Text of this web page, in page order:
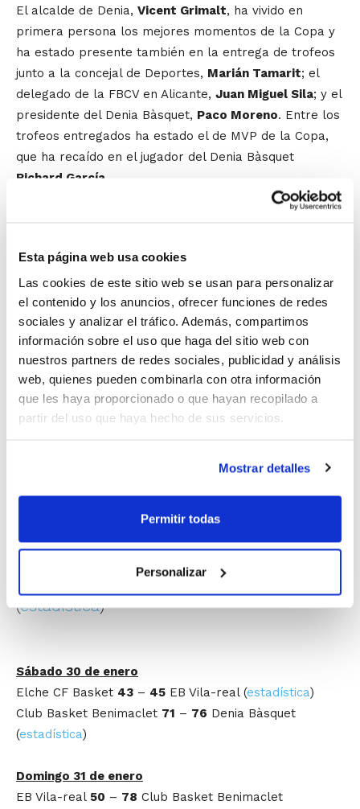
Esta página web usa cookies
Las cookies de este sitio web se usan para personalizar
el contenido y los anuncios, ofrecer funciones de redes
sociales y analizar el tráfico. Además, compartimos
información sobre el uso que haga del sitio web con
nuestros partners de redes sociales, publicidad y análisis
web, quienes pueden combinarla con otra información
que les haya proporcionado o que hayan recopilado a
partir del uso que haya hecho de sus servicios.
Mostrar detalles
Permitir todas
Personalizar
El alcalde de Denia, Vicent Grimalt, ha vivido en
primera persona los mejores momentos de la Copa y
ha estado presente también en la entrega de trofeos
junto a la concejal de Deportes, Marián Tamarit; el
delegado de la FBCV en Alicante, Juan Miguel Sila; y el
presidente del Denia Bàsquet, Paco Moreno. Entre los
trofeos entregados ha estado el de MVP de la Copa,
que ha recaído en el jugador del Denia Bàsquet
Richard García
Ser el campeón de la Copa supone dar un paso de
del baloncesto Junior. Así, el club dianense tendrá
garantizado el ascenso a categoría Autonómica la
próxima temporada siempre que a la finalización de la
competición liguera en su grupo, ocupe una de las
plazas que dan derecho a participar en la Fase de
Ascenso.
Accede a lagalería de fotos con todas las imágenes
de la Copa.
Viernes 29 de enero
Elche CF Basket54–72Club Basket
Benimaclet (estadística)
55–48EB Vila-real
(estadística)
Sábado 30 de enero
Elche CF Basket 43 – 45 EB Vila-real (estadística)
Club Basket Benimaclet 71 – 76 Denia Bàsquet
(estadística)
Domingo 31 de enero
EB Vila-real 50 – 78 Club Basket Benimaclet